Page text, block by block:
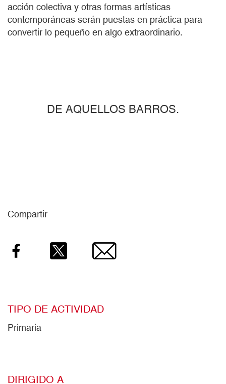
acción colectiva y otras formas artísticas
contemporáneas serán puestas en práctica para
convertir lo pequeño en algo extraordinario.
DE AQUELLOS BARROS.
Compartir
Facebook Twitter Email
TIPO DE ACTIVIDAD
Primaria
DIRIGIDO A